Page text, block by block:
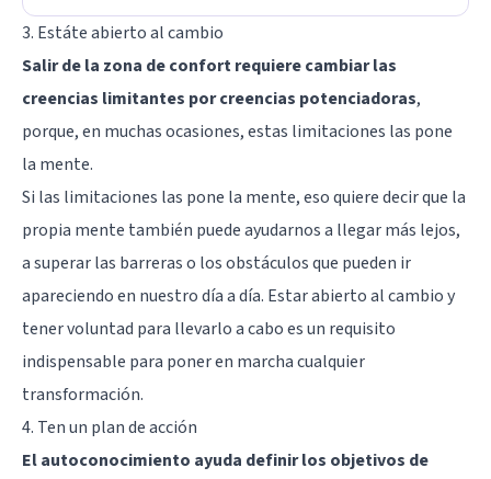
3. Estáte abierto al cambio
Salir de la zona de confort requiere cambiar las
creencias limitantes por creencias potenciadoras,
porque, en muchas ocasiones, estas limitaciones las pone
la mente.
Si las limitaciones las pone la mente, eso quiere decir que la
propia mente también puede ayudarnos a llegar más lejos,
a superar las barreras o los obstáculos que pueden ir
apareciendo en nuestro día a día. Estar abierto al cambio y
tener voluntad para llevarlo a cabo es un requisito
indispensable para poner en marcha cualquier
transformación.
4. Ten un plan de acción
El autoconocimiento ayuda definir los objetivos de